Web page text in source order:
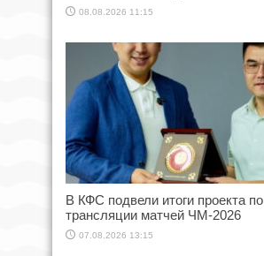
08.08.2026 11:15
В КФС подвели итоги проекта по
трансляции матчей ЧМ-2026
07.08.2026 13:15